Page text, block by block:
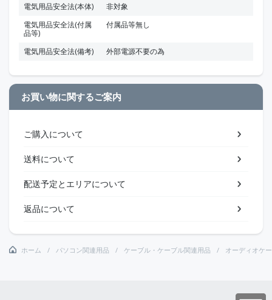
電気用品安全法(本体)
非対象
電気用品安全法(付属
品等)
付属品等無し
電気用品安全法(備考) 外部電源不要の為
お買い物に関するご案内
ご購入について
送料について
配送予定とエリアについて
返品について
ホーム パソコン関連用品 ケーブル・ケーブル関連用品 オーディオケ